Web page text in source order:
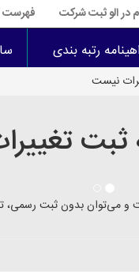
در الو ثبت شرکت فهرست
رتبه بندی
نیست
ثبت
می‌توان بدون ثبت رسمی،